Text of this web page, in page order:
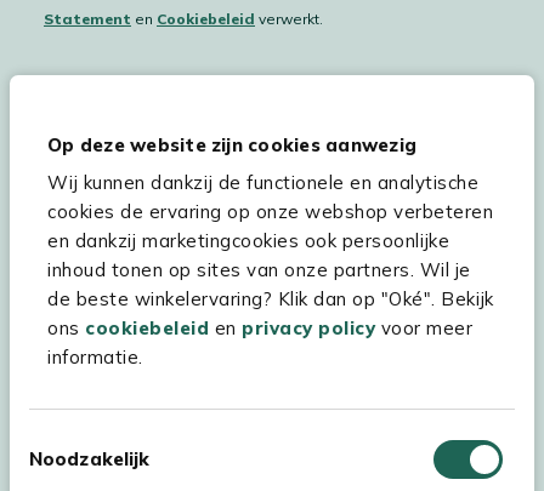
Op deze website zijn cookies aanwezig
Wij kunnen dankzij de functionele en analytische
cookies de ervaring op onze webshop verbeteren
en dankzij marketingcookies ook persoonlijke
inhoud tonen op sites van onze partners. Wil je
de beste winkelervaring? Klik dan op "Oké". Bekijk
ons cookiebeleid en privacy policyvoor meer
informatie.
Noodzakelijk
Statement en Cookiebeleid verwerkt.
Hulp & service
Assortiment
Kees Smit Tuinmeubelen
Experience Stores XXL